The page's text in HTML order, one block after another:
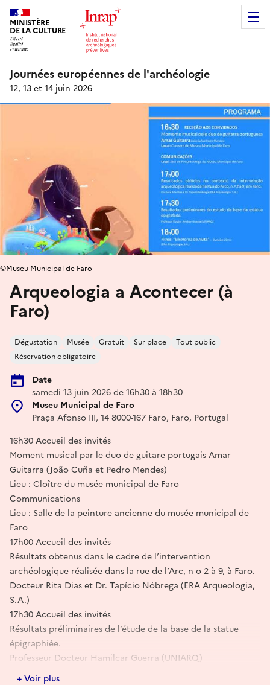
MINISTÈRE
DE LA CULTURE
Journées européennes de l'archéologie
12, 13 et 14 juin 2026
Arqueologia a Acontecer (à
Faro)
Dégustation Musée Gratuit Sur place
Tout public
Réservation obligatoire
Date
samedi 13 juin 2026 de 16h30 à 18h30
Museu Municipal de Faro
Praça Afonso III, 14 8000-167 Faro, Faro, Portugal
©Museu Municipal de Faro
16h30 Accueil des invités
Moment musical par le duo de guitare portugais Amar
Guitarra (João Cuña et Pedro Mendes)
Lieu : Cloître du musée municipal de Faro
Communications
Lieu : Salle de la peinture ancienne du musée municipal de
Faro
17h00 Accueil des invités
Résultats obtenus dans le cadre de l’intervention
archéologique réalisée dans la rue de l’Arc, n o 2 à 9, à Faro.
Docteur Rita Dias et Dr. Tapício Nóbrega (ERA Arqueologia,
S.A.)
17h30 Accueil des invités
Résultats préliminaires de l’étude de la base de la statue
épigraphiée.
Professeur Docteur Hamilcar Guerra (UNIARQ)
18h00 Accueil des invités
+ Voir plus